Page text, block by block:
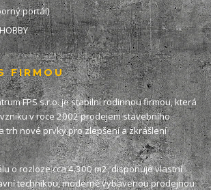
portál)
FIRMOU
FPS s.r.o. je stabilní rodinnou firmou, která
v roce 2002 prodejem stavebního
trh nové prvky pro zlepšení a zkrášlení
o rozloze cca 4.300 m2, disponuje vlastní
technikou, moderně vybavenou prodejnou